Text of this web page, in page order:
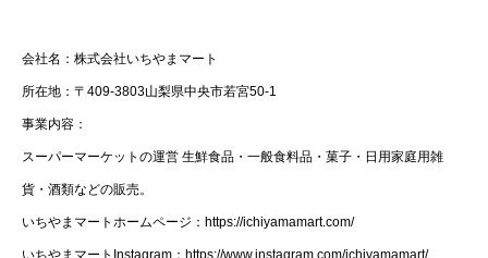
会社名：株式会社いちやまマート
所在地：〒409-3803山梨県中央市若宮50-1
事業内容：
スーパーマーケットの運営 生鮮食品・一般食料品・菓子・日用家庭用雑
貨・酒類などの販売。
いちやまマートホームページ：https://ichiyamamart.com/
いちやまマートInstagram：https://www.instagram.com/ichiyamamart/